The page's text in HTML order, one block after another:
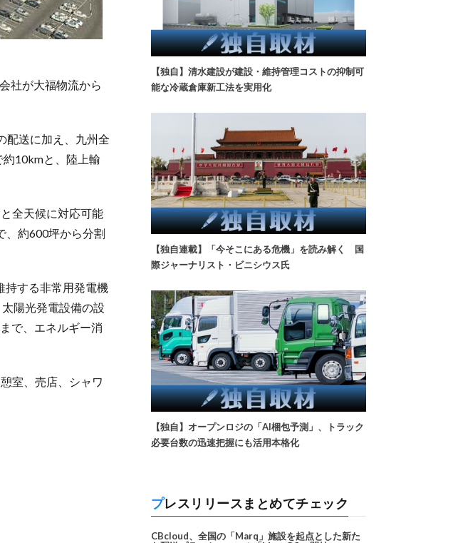
社が大福物流から
配送に加え、九州全
10kmと、陸上輸
全天候に対応可能
、約600坪から分割
持する非常用発電機
陽光発電設備の設
で、エネルギー消
室、売店、シャワ
【独自】清水建設が建設・維持管理コストの抑制可
能な冷蔵倉庫新工法を実用化
【独自連載】「今そこにある危機」を読み解く 国
際ジャーナリスト・ビニシウス氏
【独自】オープンロジの「AI梱包予測」、トラック
必要台数の迅速把握にも活用本格化
プレスリリースまとめてチェック
CBcloud、全国の「Marq」施設を起点とした新た